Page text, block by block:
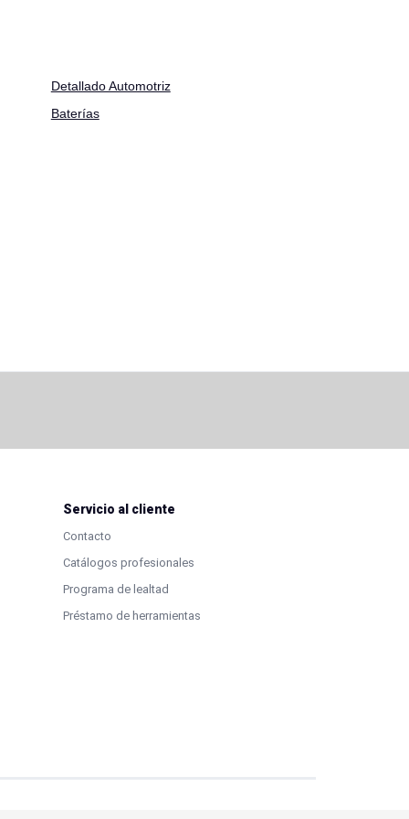
Detallado Automotriz
Baterías
Servicio al cliente
Contacto
Catálogos profesionales
Programa de lealtad
Préstamo de herramientas